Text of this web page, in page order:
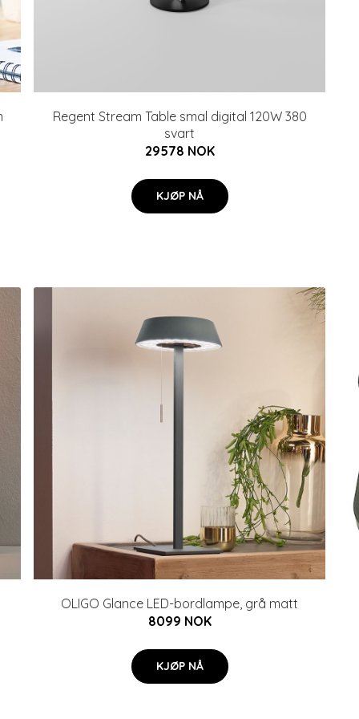
Regent Stream Table smal digital 120W 380
svart
29578 NOK
KJØP NÅ
OLIGO Glance LED-bordlampe, grå matt
8099 NOK
KJØP NÅ